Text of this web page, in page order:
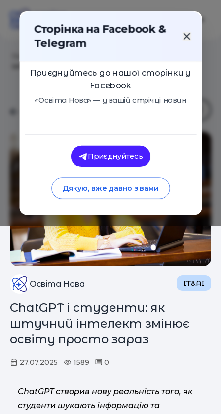
Освіта Нова IT&AI
ChatGPT і студенти: як
штучний інтелект змінює
освіту просто зараз
27.07.2025 1589 0
ChatGPT створив нову реальність того, як
студенти шукають інформацію та
Сторінка на Facebook &
Telegram
Приєднуйтесь до нашої сторінки у
Facebook
«Освіта Нова» — у вашій стрічці новин
Приєднуйтесь
Дякую, вже давно з вами